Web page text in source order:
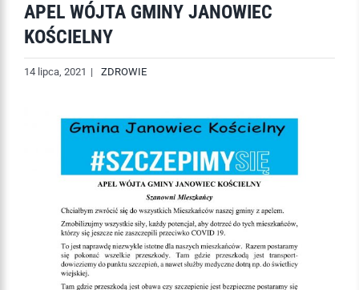
APEL WÓJTA GMINY JANOWIEC
KOŚCIELNY
14 lipca, 2021 | ZDROWIE